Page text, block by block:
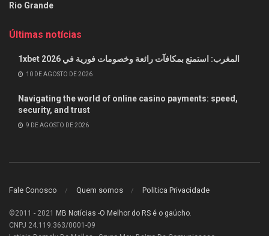
Rio Grande
Últimas notícias
1xbet المغرب: استمتع بمكافآت رائعة وخصومات فورية في 2026
10 DE AGOSTO DE 2026
Navigating the world of online casino payments: speed,
security, and trust
9 DE AGOSTO DE 2026
Fale Conosco Quem somos Politica Privacidade
©2011 - 2021 MB Notícias -O Melhor do RS é o gaúcho
CNPJ 24.119.363/0001-09